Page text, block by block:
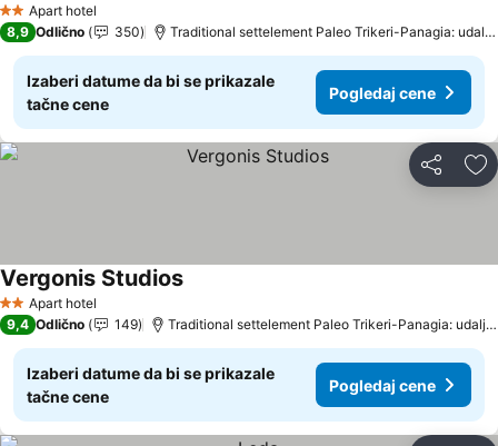
2 Zvezdice
Apart hotel
8,9 Odlično 350 Traditional settelement Paleo Trikeri-Panagia: udaljenost 19.8 km
Izaberi datume da bi se prikazale
tačne cene
Pogledaj cene
Deli
2 Zvezdice
Apart hotel
Vergonis Studios
9,4 Odlično 149 Traditional settelement Paleo Trikeri-Panagia: udaljenost 16.5 km
Izaberi datume da bi se prikazale
tačne cene
Pogledaj cene